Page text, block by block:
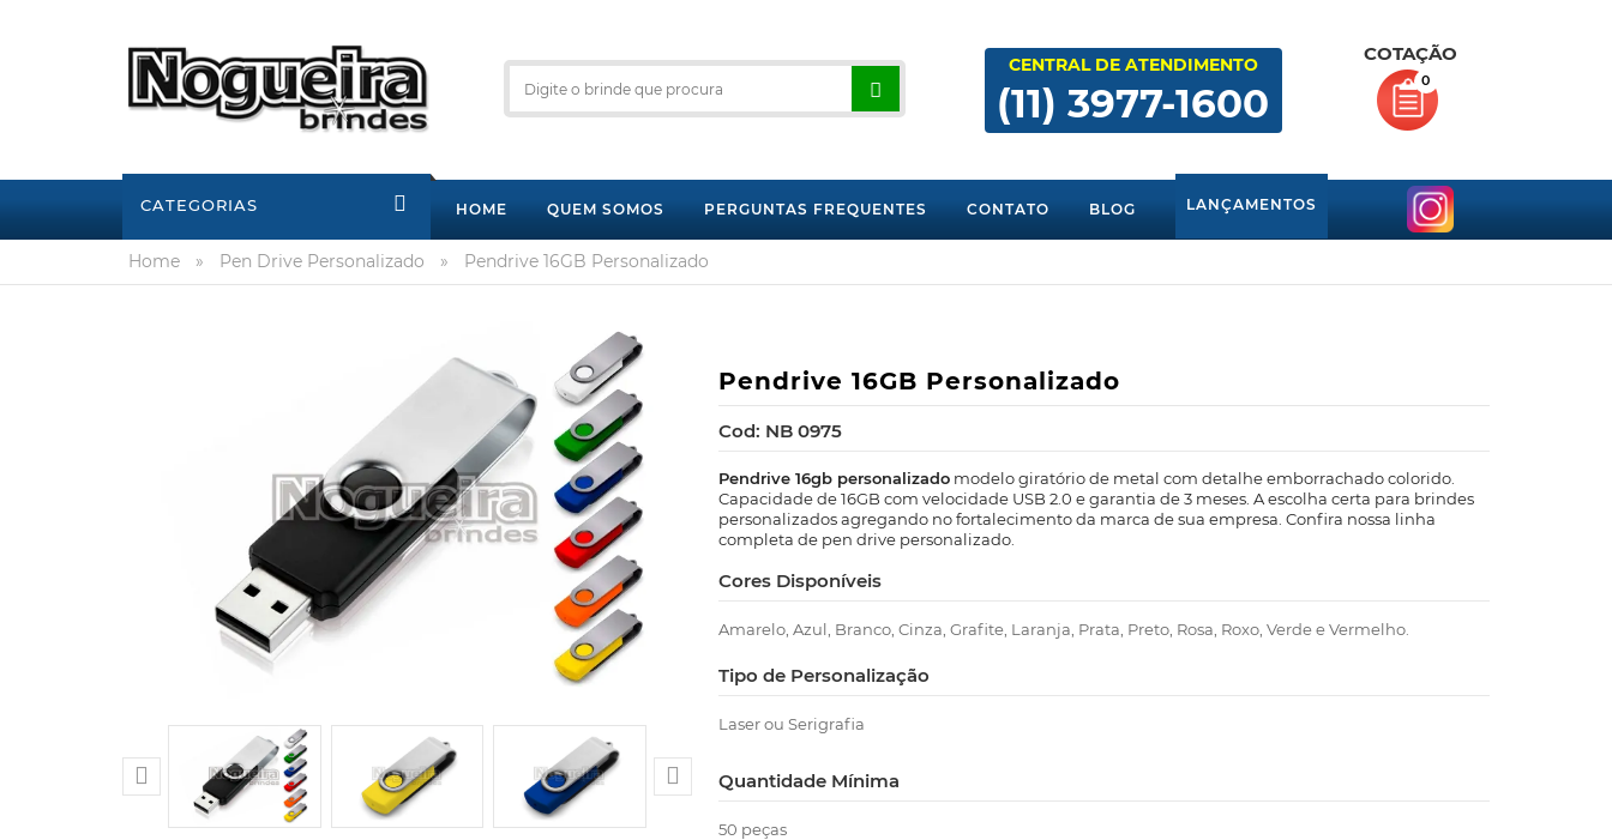
CENTRAL DE ATENDIMENTO
(11) 3977-1600
COTAÇÃO
0
CATEGORIAS HOME QUEM SOMOS PERGUNTAS FREQUENTES CONTATO BLOG LANÇAMENTOS
Home » Pen Drive Personalizado » Pendrive 16GB Personalizado
 
Pendrive 16GB Personalizado
Cod: NB 0975
Pendrive 16gb personalizado modelo giratório de metal com detalhe emborrachado colorido.
Capacidade de 16GB com velocidade USB 2.0 e garantia de 3 meses. A escolha certa para brindes
personalizados agregando no fortalecimento da marca de sua empresa. Confira nossa linha
completa de pen drive personalizado.
Cores Disponíveis
Amarelo, Azul, Branco, Cinza, Grafite, Laranja, Prata, Preto, Rosa, Roxo, Verde e Vermelho.
Tipo de Personalização
Laser ou Serigrafia
Quantidade Mínima
50 peças